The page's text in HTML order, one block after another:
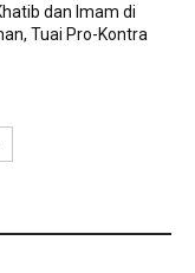
dan Imam di
Tuai Pro-Kontra